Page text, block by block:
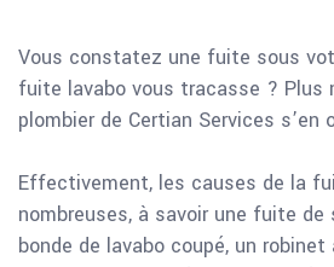
Vous constatez une fuite sous
fuite lavabo vous tracasse ? Plus
plombier de Certian Services s’en
Effectivement, les causes de la
nombreuses, à savoir une fuite de
bonde de lavabo coupé, un